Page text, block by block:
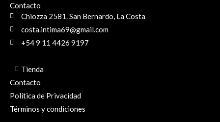
Contacto
Chiozza 2581. San Bernardo, La Costa
costa.intima69@gmail.com
+54 9 11 4426 9197
Tienda
Contacto
Política de Privacidad
Términos y condiciones